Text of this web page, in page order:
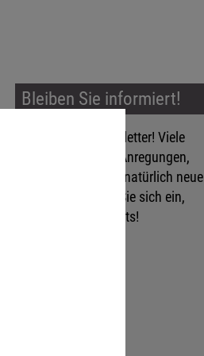
Bleiben Sie informiert!
Mehr als ein Newsletter! Viele
Tipps und Tricks, Anregungen,
Events, aber auch natürlich neue
Produkte! Tragen Sie sich ein,
verpassen Sie nichts!